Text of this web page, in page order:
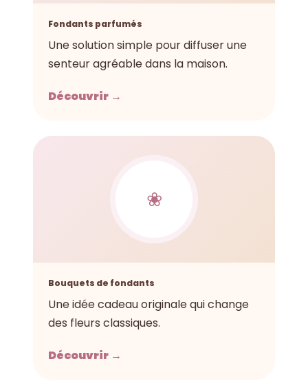
Fondants parfumés
Une solution simple pour diffuser une
senteur agréable dans la maison.
Découvrir →
❀
Bouquets de fondants
Une idée cadeau originale qui change
des fleurs classiques.
Découvrir →